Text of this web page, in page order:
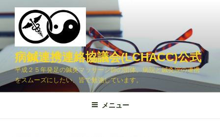
ン
テ
ン
ツ
ス
キ
病鍼連携連絡協議会(LCHACC)公式
平成２５年発足の鍼灸マッサージ師の団体。病院と鍼灸院の連携
をスムーズにしたい、皆で勉強しています。
メニュー